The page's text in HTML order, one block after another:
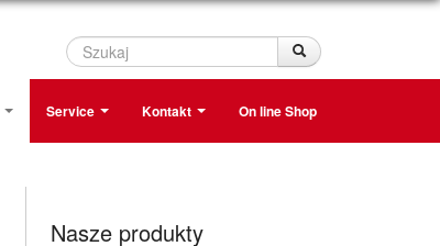
Szukaj Szukaj
Service Kontakt On line Shop
Nasze produkty